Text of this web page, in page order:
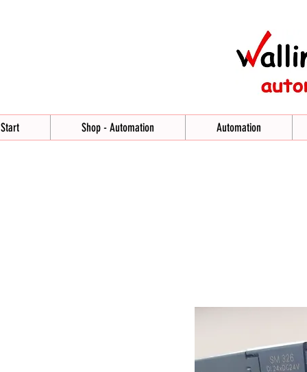
Start Shop - Automation Automation